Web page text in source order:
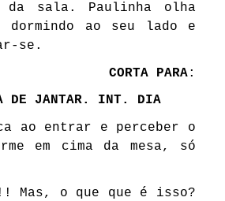
sala. Paulinha olha
dormindo ao seu lado e
se.
CORTA PARA:
DE JANTAR. INT. DIA
ao entrar e perceber o
em cima da mesa, só
Mas, o que que é isso?